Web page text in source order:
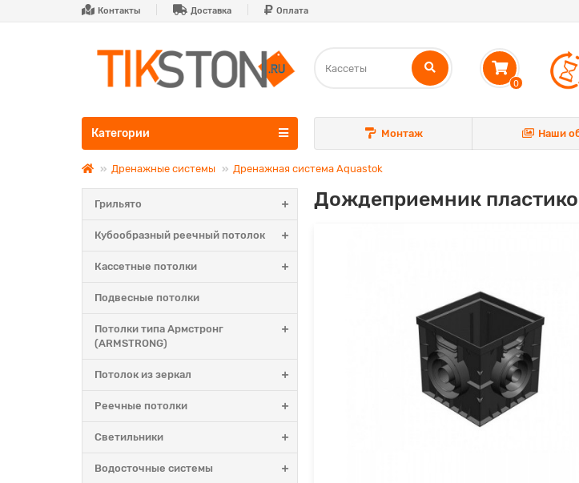
Контакты Доставка Оплата
0
Категории Монтаж Наши
Дренажные системы Дренажная система Aquastok
Грильято
Кубообразный реечный потолок
Кассетные потолки
Подвесные потолки
Потолки типа Армстронг
(ARMSTRONG)
Потолок из зеркал
Реечные потолки
Светильники
Водосточные системы
Дождеприемник